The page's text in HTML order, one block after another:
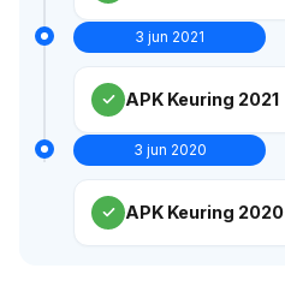
3 jun 2021
APK Keuring 2021
3 jun 2020
APK Keuring 2020